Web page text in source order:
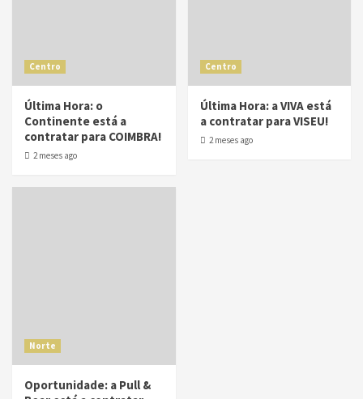
Centro
Última Hora: o
Continente está a
contratar para COIMBRA!
2 meses ago
Centro
Última Hora: a VIVA está
a contratar para VISEU!
2 meses ago
Norte
Oportunidade: a Pull &